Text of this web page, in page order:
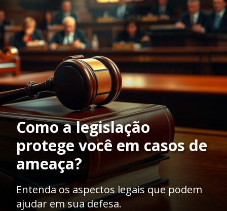
Como a legislação
protege você em casos de
ameaça?
Entenda os aspectos legais que podem
ajudar em sua defesa.